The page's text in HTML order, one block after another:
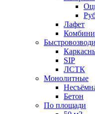
Лафет
SIP
ЛСТК
Монолитные
Бетон
По площади